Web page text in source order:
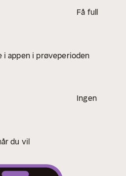
datter i tide, truer Kays
helt oppslukt fra start til slutt.
til å skje [...] Fortjener uten
og nekter å slippe taket.» –
Få full
i appen i prøveperioden
Ingen
du vil